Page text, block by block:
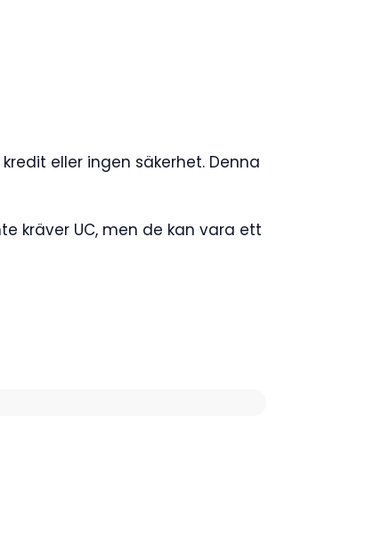
eller ingen säkerhet. Denna
kräver UC, men de kan vara ett